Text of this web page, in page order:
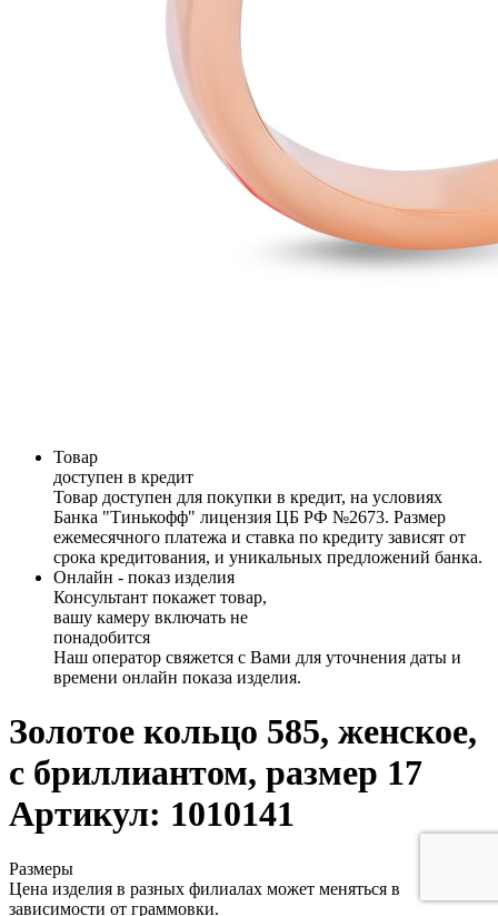
Товар
доступен в кредит
Товар доступен для покупки в кредит, на условиях
Банка "Тинькофф" лицензия ЦБ РФ №2673. Размер
ежемесячного платежа и ставка по кредиту зависят от
срока кредитования, и уникальных предложений банка.
Онлайн - показ изделия
Консультант покажет товар,
вашу камеру включать не
понадобится
Наш оператор свяжется с Вами для уточнения даты и
времени онлайн показа изделия.
Золотое кольцо 585, женское,
с бриллиантом, размер 17
Артикул: 1010141
Размеры
Цена изделия в разных филиалах может меняться в
зависимости от граммовки.